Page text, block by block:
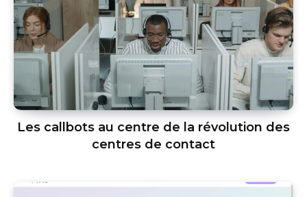
Les callbots au centre de la révolution des
centres de contact